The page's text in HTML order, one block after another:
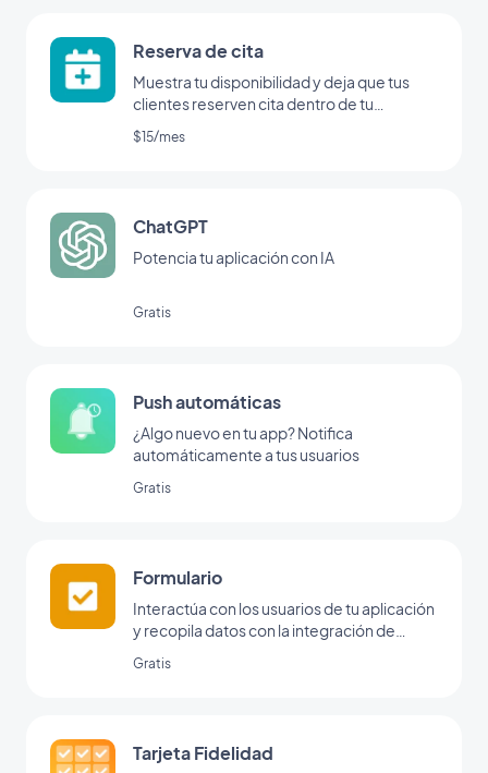
Reserva de cita
Muestra tu disponibilidad y deja que tus
clientes reserven cita dentro de tu
aplicación
$15/mes
ChatGPT
Potencia tu aplicación con IA
Gratis
Push automáticas
¿Algo nuevo en tu app? Notifica
automáticamente a tus usuarios
Gratis
Formulario
Interactúa con los usuarios de tu aplicación
y recopila datos con la integración de
Gratis
Tarjeta Fidelidad